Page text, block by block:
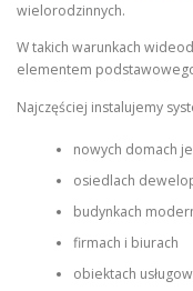
wielorodzinnych.
W takich warunkach
elementem
Najczęściej instalujemy
nowych domach
osiedlach
budynkach
firmach i biurach
obiektach